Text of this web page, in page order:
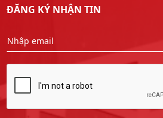
ĐĂNG KÝ NHẬN TIN